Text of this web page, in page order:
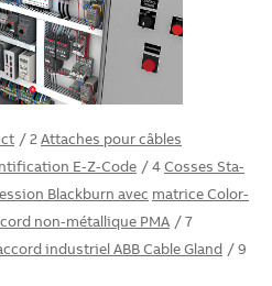
/ 2Attaches pour câbles
E-Z-Code / 4Cosses Sta-
Blackburn avec matrice Color-
non-métallique PMA / 7
industriel ABB Cable Gland / 9